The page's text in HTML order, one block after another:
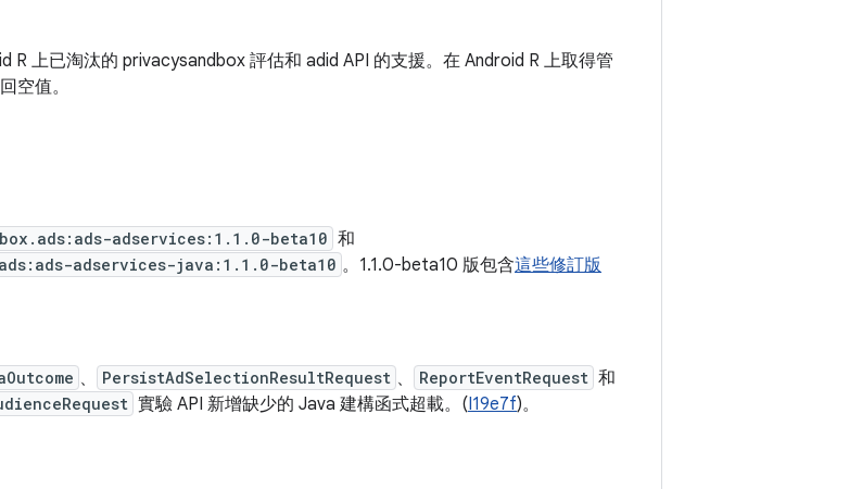
R 上已淘汰的 privacysandbox 評估和 adid API 的支援。在 Android R 上取得管
空值。
adservices:1.1.0-beta10 和
adservices-java:1.1.0-beta10 。1.1.0-beta10 版包含這些修訂版
、 PersistAdSelectionResultRequest 、 ReportEventRequest 和
實驗 API 新增缺少的 Java 建構函式超載。(I19e7f)。